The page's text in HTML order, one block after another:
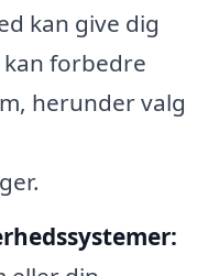
kan give dig
forbedre
herunder valg